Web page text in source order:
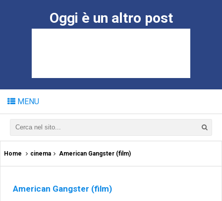
Oggi è un altro post
MENU
Home cinema American Gangster (film)
American Gangster (film)